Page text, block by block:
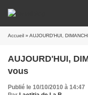
Accueil » AUJOURD'HUI,
AUJOURD'HUI,
vous
Publié le 10/10/2010 à 14:47